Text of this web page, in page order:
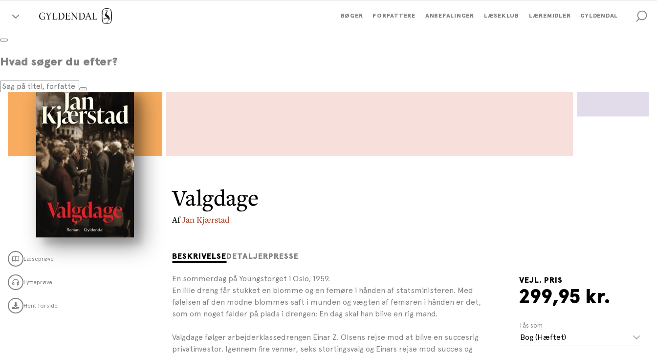
BØGER FORFATTERE ANBEFALINGER LÆSEKLUB LÆREMIDLER GYLDENDAL
Hvad søger du efter?
Valgdage
AfJan Kjærstad
Læseprøve
Lytteprøve
Hent forside
BESKRIVELSE DETALJER PRESSE
En sommerdag på Youngstorget i Oslo, 1959.
En lille dreng får stukket en blomme og en femøre i hånden af statsministeren. Med
følelsen af den modne blommes saft i munden og vægten af femøren i hånden er det,
som om noget falder på plads i drengen: En dag skal han blive en rig mand.
Valgdage følger arbejderklassedrengen Einar Z. Olsens rejse mod at blive en succesrig
privatinvestor. Igennem fire venner, seks stortingsvalg og Einars rejse mod succes og
VEJL. PRIS
299,95 kr.
Fås som
Bog (Hæftet)